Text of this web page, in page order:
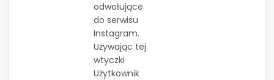
odwołujące
do serwisu
Instagram.
Używając tej
wtyczki
Użytkownik